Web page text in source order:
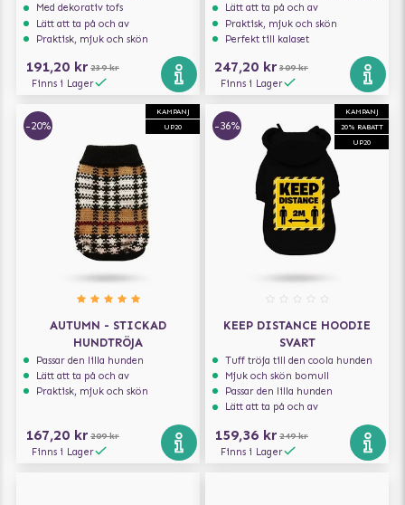
Med dekorativ tofs
Lätt att ta på och av
Praktisk, mjuk och skön
191,20 kr 239 kr
Finns i Lager
Lätt att ta på och av
Praktisk, mjuk och skön
Perfekt till kalaset
247,20 kr 309 kr
Finns i Lager
KAMPANJ
UP20
-20%
AUTUMN - STICKAD
HUNDTRÖJA
Passar den lilla hunden
Lätt att ta på och av
Praktisk, mjuk och skön
167,20 kr 209 kr
Finns i Lager
KAMPANJ
20% RABATT
UP20
-36%
KEEP DISTANCE HOODIE
SVART
Tuff tröja till den coola hunden
Mjuk och skön bomull
Passar den lilla hunden
Lätt att ta på och av
159,36 kr 249 kr
Finns i Lager